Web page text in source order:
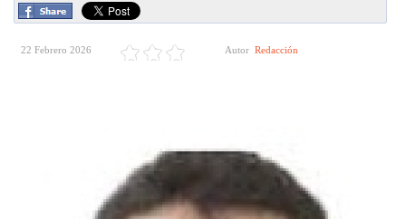
22 Febrero 2026 Autor Redacción